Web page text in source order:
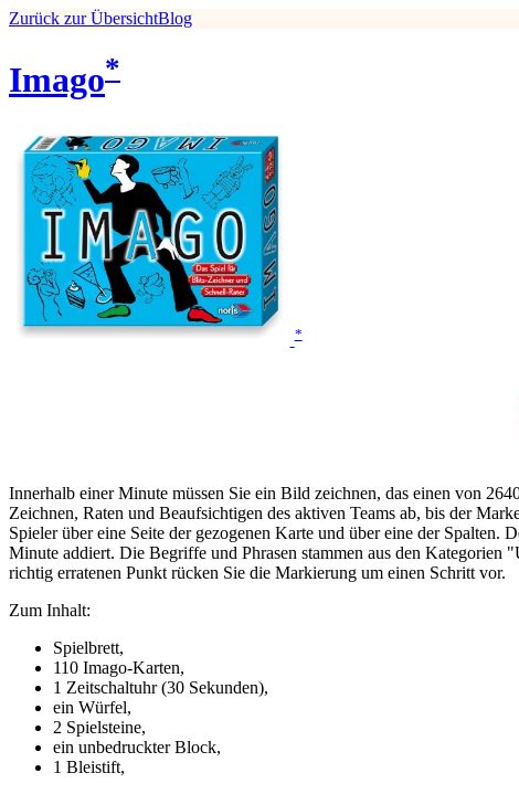
Zurück zur ÜbersichtBlog
Imago*
*
Innerhalb einer Minute müssen Sie ein Bild zeichnen, das einen von
Zeichnen, Raten und Beaufsichtigen des aktiven Teams ab, bis der
Spieler über eine Seite der gezogenen Karte und über eine der
Minute addiert. Die Begriffe und Phrasen stammen aus den
richtig erratenen Punkt rücken Sie die Markierung um einen Schritt vor.
Zum Inhalt:
Spielbrett,
110 Imago-Karten,
1 Zeitschaltuhr (30 Sekunden),
ein Würfel,
2 Spielsteine,
ein unbedruckter Block,
1 Bleistift,